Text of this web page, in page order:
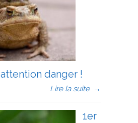
danger !
Lire la suite →
1er